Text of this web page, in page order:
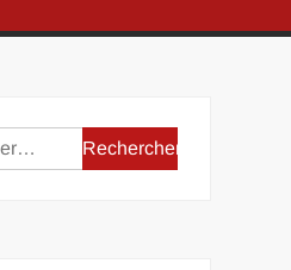
Rechercher :